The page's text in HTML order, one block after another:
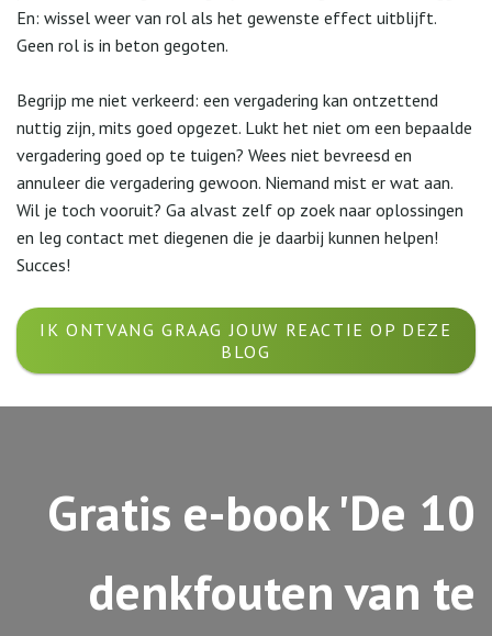
En: wissel weer van rol als het gewenste effect uitblijft.
Geen rol is in beton gegoten.
Begrijp me niet verkeerd: een vergadering kan ontzettend
nuttig zijn, mits goed opgezet. Lukt het niet om een bepaalde
vergadering goed op te tuigen? Wees niet bevreesd en
annuleer die vergadering gewoon. Niemand mist er wat aan.
Wil je toch vooruit? Ga alvast zelf op zoek naar oplossingen
en leg contact met diegenen die je daarbij kunnen helpen!
Succes!
IK ONTVANG GRAAG JOUW REACTIE OP DEZE
BLOG
Gratis e-book 'De 10
denkfouten van te